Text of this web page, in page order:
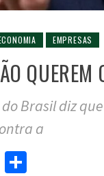
EMPRESAS
do Brasil diz
a
Twitter